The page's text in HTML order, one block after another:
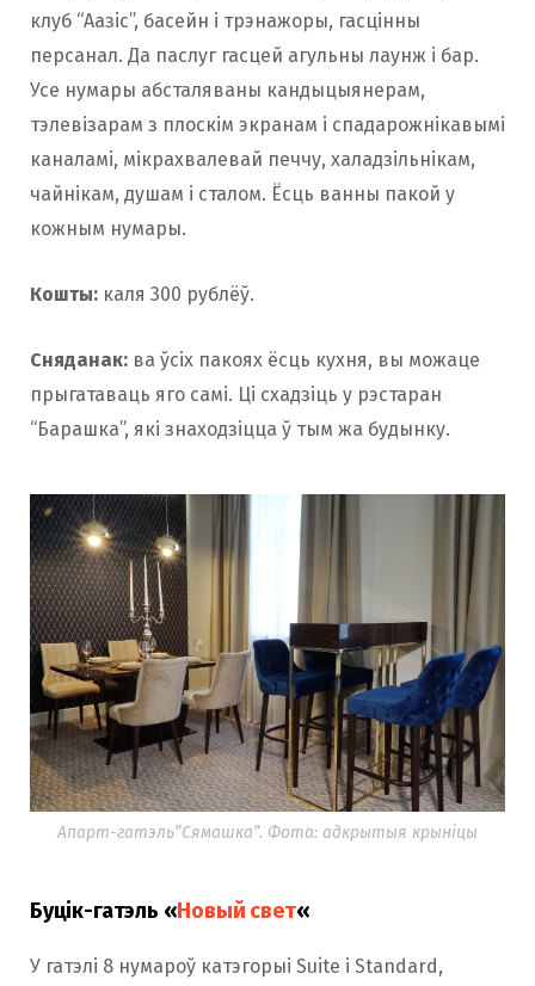
клуб “Аазіс”, басейн і трэнажоры, гасцінны
персанал. Да паслуг гасцей агульны лаунж і бар.
Усе нумары абсталяваны кандыцыянерам,
тэлевізарам з плоскім экранам і спадарожнікавымі
каналамі, мікрахвалевай печчу, халадзільнікам,
чайнікам, душам і сталом. Ёсць ванны пакой у
кожным нумары.
Кошты: каля 300 рублёў.
Сняданак: ва ўсіх пакоях ёсць кухня, вы можаце
прыгатаваць яго самі. Ці схадзіць у рэстаран
“Барашка”, які знаходзіцца ў тым жа будынку.
Апарт-гатэль”Сямашка”. Фота: адкрытыя крыніцы
Буцік-гатэль «Новый свет«
У гатэлі 8 нумароў катэгорыі Suite і Standard,